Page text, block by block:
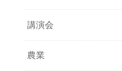
講演会
農業